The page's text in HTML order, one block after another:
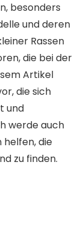
besonders
und deren
Rassen
die bei der
Artikel
die sich
und
werde auch
helfen, die
zu finden.